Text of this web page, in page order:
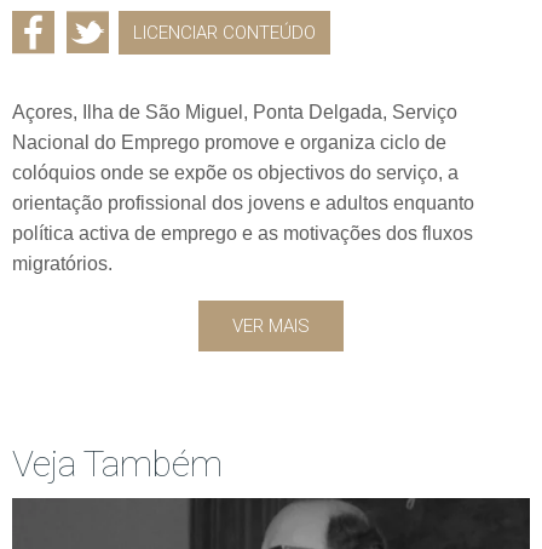
LICENCIAR CONTEÚDO
Açores, Ilha de São Miguel, Ponta Delgada, Serviço
Nacional do Emprego promove e organiza ciclo de
colóquios onde se expõe os objectivos do serviço, a
orientação profissional dos jovens e adultos enquanto
política activa de emprego e as motivações dos fluxos
migratórios.
VER MAIS
Veja Também